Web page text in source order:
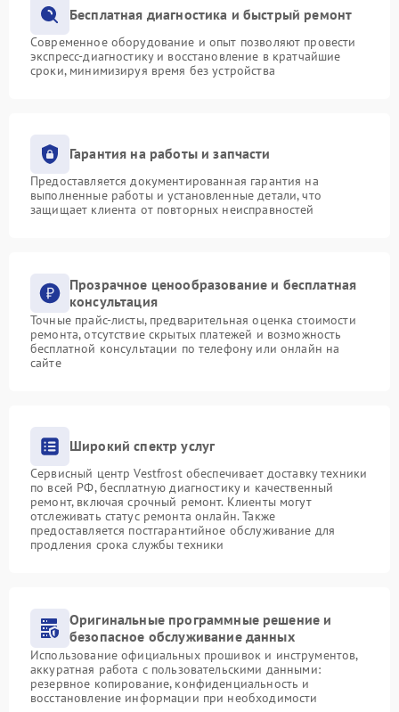
Бесплатная диагностика и быстрый ремонт
Современное оборудование и опыт позволяют провести
экспресс-диагностику и восстановление в кратчайшие
сроки, минимизируя время без устройства
Гарантия на работы и запчасти
Предоставляется документированная гарантия на
выполненные работы и установленные детали, что
защищает клиента от повторных неисправностей
Прозрачное ценообразование и бесплатная
консультация
Точные прайс-листы, предварительная оценка стоимости
ремонта, отсутствие скрытых платежей и возможность
бесплатной консультации по телефону или онлайн на
сайте
Широкий спектр услуг
Сервисный центр Vestfrost обеспечивает доставку техники
по всей РФ, бесплатную диагностику и качественный
ремонт, включая срочный ремонт. Клиенты могут
отслеживать статус ремонта онлайн. Также
предоставляется постгарантийное обслуживание для
продления срока службы техники
Оригинальные программные решение и
безопасное обслуживание данных
Использование официальных прошивок и инструментов,
аккуратная работа с пользовательскими данными:
резервное копирование, конфиденциальность и
восстановление информации при необходимости